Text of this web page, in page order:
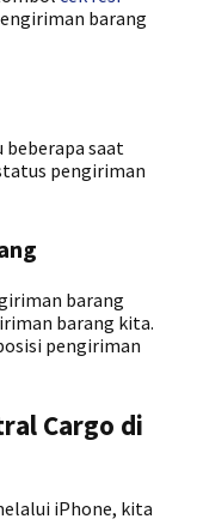
barang
saat
pengiriman
barang
barang kita.
pengiriman
Cargo di
iPhone, kita